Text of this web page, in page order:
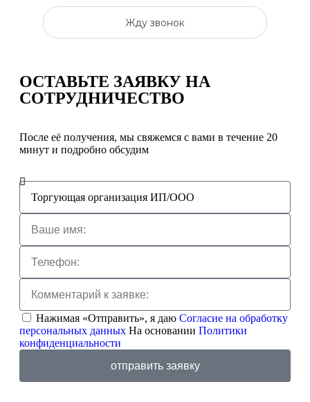
Жду звонок
ОСТАВЬТЕ ЗАЯВКУ НА
СОТРУДНИЧЕСТВО
После её получения, мы свяжемся с вами в течение 20
минут и подробно обсудим
Нажимая «Отправить», я даю Согласие на обработку
персональных данных На основании Политики
конфиденциальности
отправить заявку